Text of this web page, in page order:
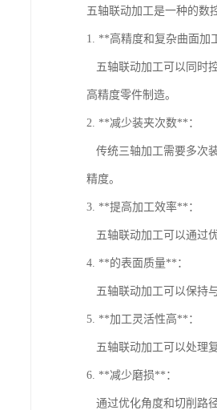
五轴联动加工是一种的数
1. **高精度和复杂曲面加
五轴联动加工可以同时
高精度零件制造。
2. **减少装夹次数**：
传统三轴加工需要多次
精度。
3. **提高加工效率**：
五轴联动加工可以通过
4. **的表面质量**：
五轴联动加工可以保持
5. **加工灵活性高**：
五轴联动加工可以处理
6. **减少磨损**：
通过优化角度和切削路